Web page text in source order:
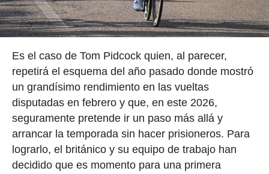
Es el caso de Tom Pidcock quien, al parecer,
repetirá el esquema del año pasado donde mostró
un grandísimo rendimiento en las vueltas
disputadas en febrero y que, en este 2026,
seguramente pretende ir un paso más allá y
arrancar la temporada sin hacer prisioneros. Para
lograrlo, el británico y su equipo de trabajo han
decidido que es momento para una primera